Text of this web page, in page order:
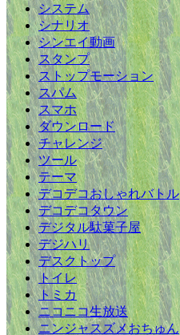
システム
シナリオ
シンエイ動画
スタンプ
ストップモーション
スパム
スマホ
ダウンロード
チャレンジ
ツール
テーマ
デコデコおしゃれバトル
デコデコタウン
デジタル駄菓子屋
デジハリ
デスクトップ
トイレ
トミカ
ニコニコ生放送
ニンジャスズメおちゅん